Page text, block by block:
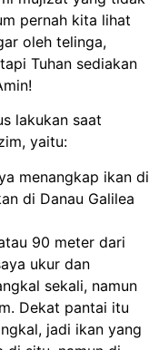
pernah kita lihat
oleh telinga,
Tuhan sediakan
lakukan saat
yaitu:
menangkap ikan di
di Danau Galilea
90 meter dari
ukur dan
sekali, namun
Dekat pantai itu
jadi ikan yang